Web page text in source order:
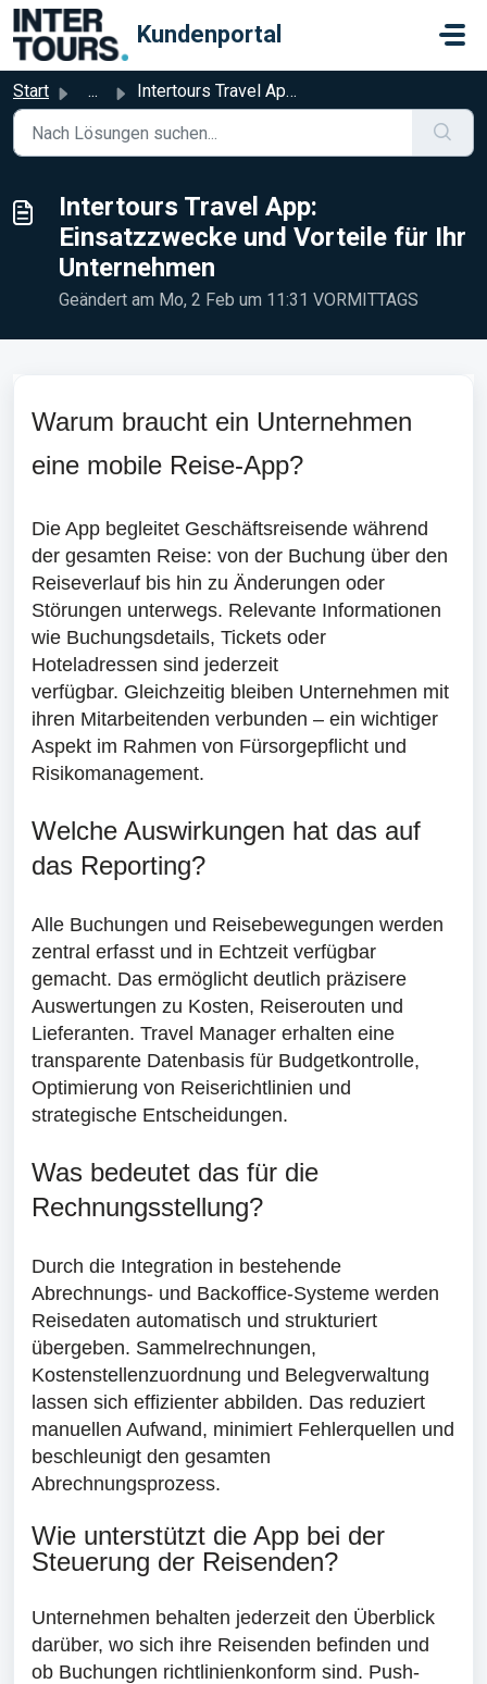
Zum hauptsächlichen Inhalt gehen
Kundenportal
Start ... Intertours Travel App: Einsatzzwecke und Vorteile für Ihr...
Intertours Travel App:
Einsatzzwecke und Vorteile für Ihr
Unternehmen
Geändert am Mo, 2 Feb um 11:31 VORMITTAGS
Warum braucht ein Unternehmen
eine mobile Reise-App?
Die App begleitet Geschäftsreisende während
der gesamten Reise: von der Buchung über den
Reiseverlauf bis hin zu Änderungen oder
Störungen unterwegs. Relevante Informationen
wie Buchungsdetails, Tickets oder
Hoteladressen sind jederzeit
verfügbar. Gleichzeitig bleiben Unternehmen mit
ihren Mitarbeitenden verbunden – ein wichtiger
Aspekt im Rahmen von Fürsorgepflicht und
Risikomanagement.
Welche Auswirkungen hat das auf
das Reporting?
Alle Buchungen und Reisebewegungen werden
zentral erfasst und in Echtzeit verfügbar
gemacht. Das ermöglicht deutlich präzisere
Auswertungen zu Kosten, Reiserouten und
Lieferanten. Travel Manager erhalten eine
transparente Datenbasis für Budgetkontrolle,
Optimierung von Reiserichtlinien und
strategische Entscheidungen.
Was bedeutet das für die
Rechnungsstellung?
Durch die Integration in bestehende
Abrechnungs- und Backoffice-Systeme werden
Reisedaten automatisch und strukturiert
übergeben. Sammelrechnungen,
Kostenstellenzuordnung und Belegverwaltung
lassen sich effizienter abbilden. Das reduziert
manuellen Aufwand, minimiert Fehlerquellen und
beschleunigt den gesamten
Abrechnungsprozess.
Wie unterstützt die App bei der
Steuerung der Reisenden?
Unternehmen behalten jederzeit den Überblick
darüber, wo sich ihre Reisenden befinden und
ob Buchungen richtlinienkonform sind. Push-